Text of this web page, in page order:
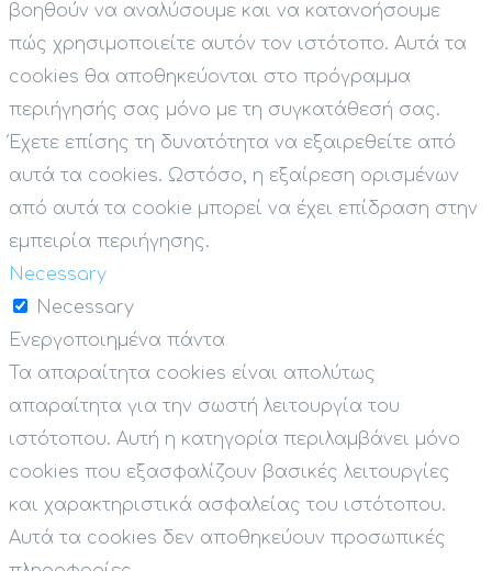
βοηθούν να αναλύσουμε και να κατανοήσουμε
πώς χρησιμοποιείτε αυτόν τον ιστότοπο. Αυτά τα
cookies θα αποθηκεύονται στο πρόγραμμα
περιήγησής σας μόνο με τη συγκατάθεσή σας.
Έχετε επίσης τη δυνατότητα να εξαιρεθείτε από
αυτά τα cookies. Ωστόσο, η εξαίρεση ορισμένων
από αυτά τα cookie μπορεί να έχει επίδραση στην
εμπειρία περιήγησης.
Necessary
Necessary
Ενεργοποιημένα πάντα
Τα απαραίτητα cookies είναι απολύτως
απαραίτητα για την σωστή λειτουργία του
ιστότοπου. Αυτή η κατηγορία περιλαμβάνει μόνο
cookies που εξασφαλίζουν βασικές λειτουργίες
και χαρακτηριστικά ασφαλείας του ιστότοπου.
Αυτά τα cookies δεν αποθηκεύουν προσωπικές